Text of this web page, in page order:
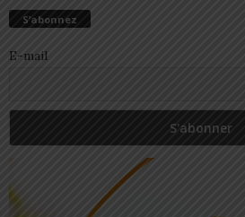
S’abonnez
E-mail